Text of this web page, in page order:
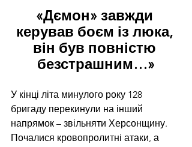
«Дємон» завжди
керував боєм із люка,
він був повністю
безстрашним…»
У кінці літа минулого року 128
бригаду перекинули на інший
напрямок – звільняти Херсонщину.
Почалися кровопролитні атаки, а